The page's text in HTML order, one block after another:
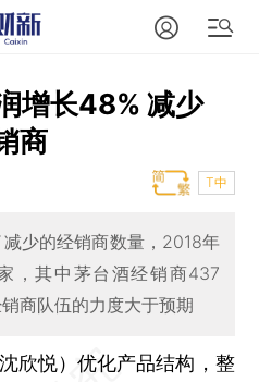
增长48% 减少
商
T中
少的经销商数量，2018年
，其中茅台酒经销商437
商队伍的力度大于预期
欣悦） 优化产品结构，整